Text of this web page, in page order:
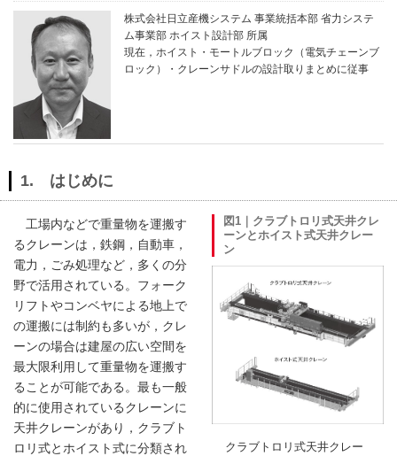
株式会社日立産機システム 事業統括本部 省力システ
ム事業部 ホイスト設計部 所属
現在，ホイスト・モートルブロック（電気チェーンブ
ロック）・クレーンサドルの設計取りまとめに従事
1. はじめに
図1｜クラブトロリ式天井クレ
ーンとホイスト式天井クレー
ン
クラブトロリ式天井クレー
工場内などで重量物を運搬す
るクレーンは，鉄鋼，自動車，
電力，ごみ処理など，多くの分
野で活用されている。フォーク
リフトやコンベヤによる地上で
の運搬には制約も多いが，クレ
ーンの場合は建屋の広い空間を
最大限利用して重量物を運搬す
ることが可能である。最も一般
的に使用されているクレーンに
天井クレーンがあり，クラブト
ロリ式とホイスト式に分類され